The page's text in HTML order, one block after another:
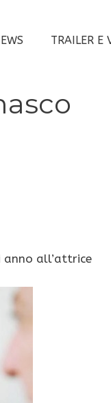
TRAILER E
anno all’attrice